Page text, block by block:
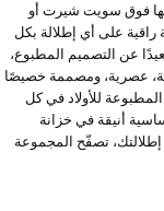
فوق سويت شيرت أو
على أي إطلالة بكل
عن التصميم المطبوع،
عصرية، ومصممة خصيصًا
للأولاد في كل
أنيقة في خزانة
تصفّح المجموعة